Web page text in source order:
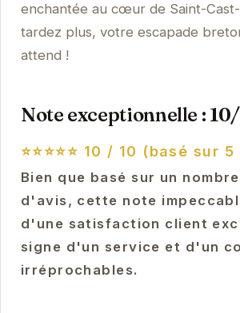
enchantée au cœur de Saint-
tardez plus, votre escapade
attend !
Note exceptionnelle :
⭐⭐⭐⭐⭐ 10 / 10 (basé sur 5
Bien que basé sur un
d'avis, cette note
d'une satisfaction client
signe d'un service et d'un
irréprochables.